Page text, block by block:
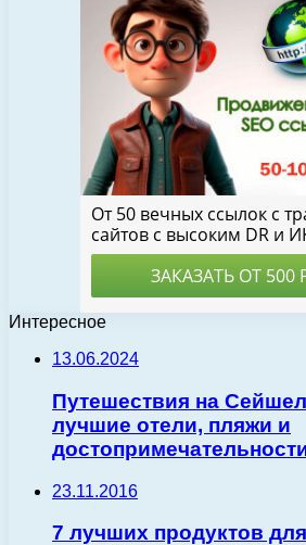
Интересное
13.06.2024
Путешествия на
лучшие отели, пляжи и
23.11.2016
7 лучших продуктов